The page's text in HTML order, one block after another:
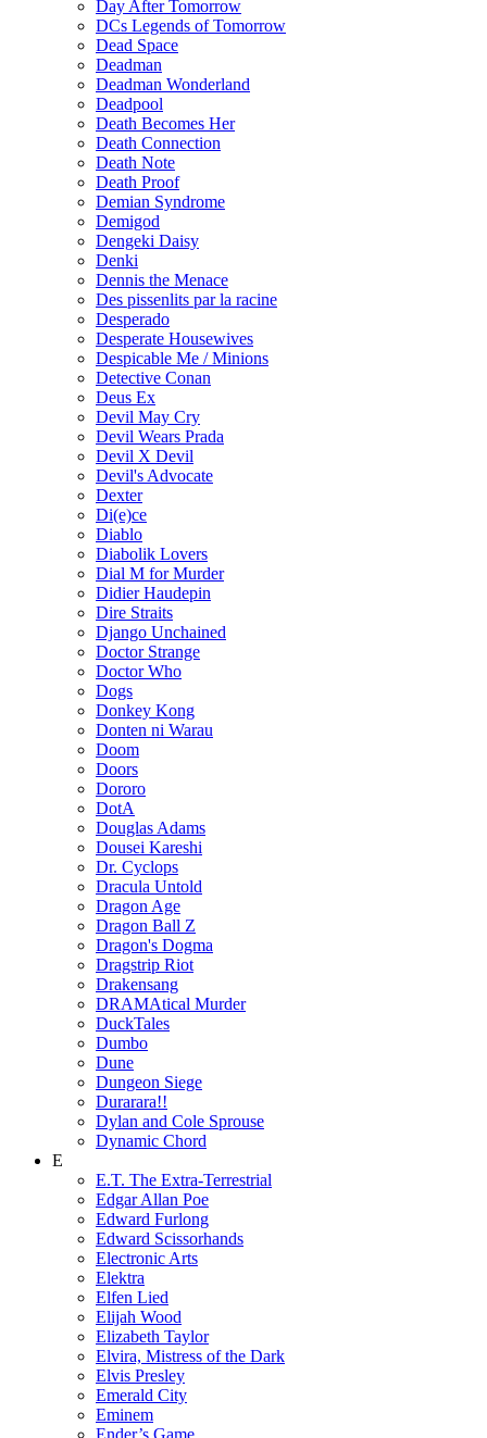
Day After Tomorrow
DCs Legends of Tomorrow
Dead Space
Deadman
Deadman Wonderland
Deadpool
Death Becomes Her
Death Connection
Death Note
Death Proof
Demian Syndrome
Demigod
Dengeki Daisy
Denki
Dennis the Menace
Des pissenlits par la racine
Desperado
Desperate Housewives
Despicable Me / Minions
Detective Conan
Deus Ex
Devil May Cry
Devil Wears Prada
Devil X Devil
Devil's Advocate
Dexter
Di(e)ce
Diablo
Diabolik Lovers
Dial M for Murder
Didier Haudepin
Dire Straits
Django Unchained
Doctor Strange
Doctor Who
Dogs
Donkey Kong
Donten ni Warau
Doom
Doors
Dororo
DotA
Douglas Adams
Dousei Kareshi
Dr. Cyclops
Dracula Untold
Dragon Age
Dragon Ball Z
Dragon's Dogma
Dragstrip Riot
Drakensang
DRAMAtical Murder
DuckTales
Dumbo
Dune
Dungeon Siege
Durarara!!
Dylan and Cole Sprouse
Dynamic Chord
E
E.T. The Extra-Terrestrial
Edgar Allan Poe
Edward Furlong
Edward Scissorhands
Electronic Arts
Elektra
Elfen Lied
Elijah Wood
Elizabeth Taylor
Elvira, Mistress of the Dark
Elvis Presley
Emerald City
Eminem
Ender’s Game